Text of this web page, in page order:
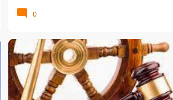
0
ΔΊΚΑΙΟ ΕΤΑΙΡΙΏΝ ΕΤΑΙΡΙΚΌ ΔΊΚΑΙΟ